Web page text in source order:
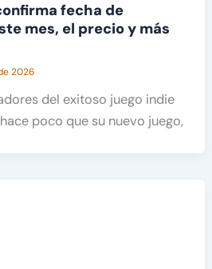
fecha de
mes, el precio y más
2026
del exitoso juego indie
poco que su nuevo juego,